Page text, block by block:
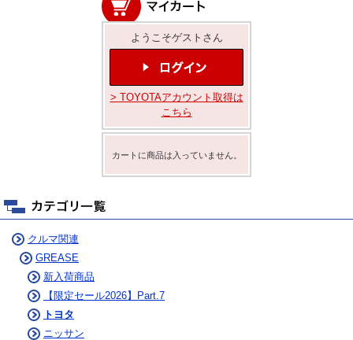
ようこそゲストさん
> TOYOTAアカウント取得は
こちら
カートに商品は入っていません。
クルマ関連
GREASE
新入荷商品
【限定セール2026】Part.7
トヨタ
ニッサン